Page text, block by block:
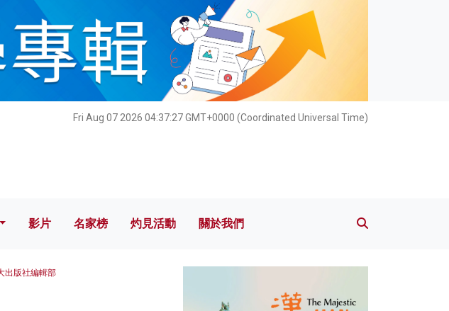
Fri Aug 07 2026 04:37:28 GMT+0000 (Coordinated Universal Time)
影片 名家榜 灼見活動 關於我們
影片 名家榜 灼見活動 關於我們
出版社編輯部